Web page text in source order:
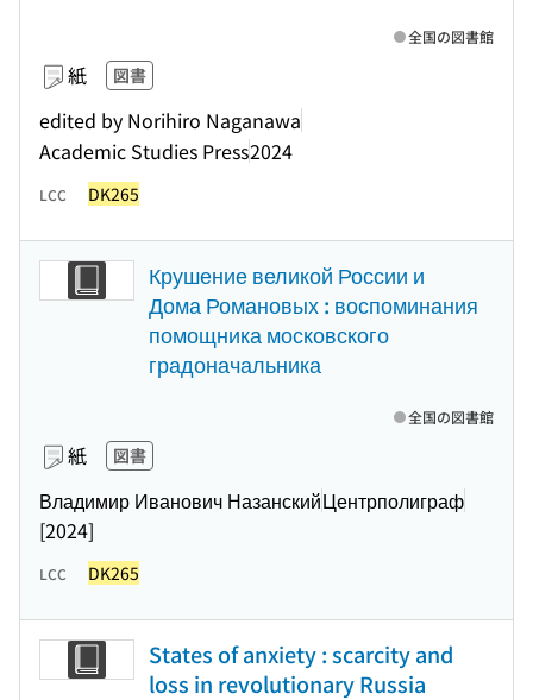
紙 図書
edited by Norihiro Naganawa
Academic Studies Press2024
全国の図書館
LCC DK265
Крушение великой России и
Дома Романовых : воспоминания
помощника московского
градоначальника
紙 図書
Владимир Иванович НазанскийЦентрполиграф
[2024]
全国の図書館
LCC DK265
States of anxiety : scarcity and
loss in revolutionary Russia